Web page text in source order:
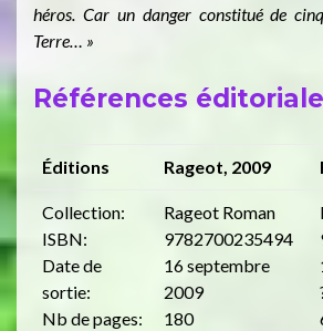
héros. Car un danger constitué de
Terre… »
Références
Éditions Rageot, 2009
Collection:
ISBN:
Date de
sortie:
Nb de pages:
Rageot Roman
9782700235494
16 septembre
2009
180